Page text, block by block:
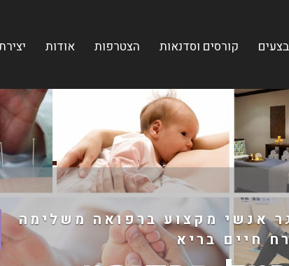
אודות הצטרפות קורסים וסדנאות
אנשי מקצוע ברפואה משלימה
חיים בריא